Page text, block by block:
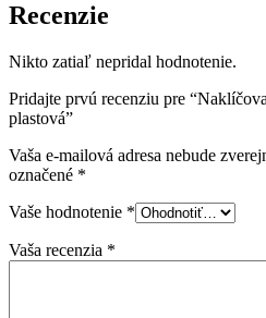
Recenzie
Nikto zatiaľ nepridal hodnotenie.
Pridajte prvú recenziu pre
plastová”
Vaša e-mailová adresa nebude
označené *
Vaše hodnotenie *
Vaša recenzia *